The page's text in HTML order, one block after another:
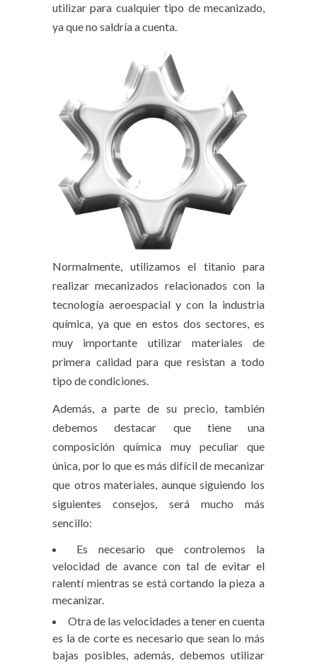
utilizar para cualquier tipo de mecanizado,
ya que no saldría a cuenta.
Normalmente, utilizamos el titanio para
realizar mecanizados relacionados con la
tecnología aeroespacial y con la industria
química, ya que en estos dos sectores, es
muy importante utilizar materiales de
primera calidad para que resistan a todo
tipo de condiciones.
Además, a parte de su precio, también
debemos destacar que tiene una
composición química muy peculiar que
única, por lo que es más difícil de mecanizar
que otros materiales, aunque siguiendo los
siguientes consejos, será mucho más
sencillo:
Es necesario que controlemos la
velocidad de avance con tal de evitar el
ralentí mientras se está cortando la pieza a
mecanizar.
Otra de las velocidades a tener en cuenta
es la de corte es necesario que sean lo más
bajas posibles, además, debemos utilizar